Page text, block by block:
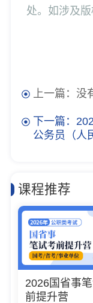
处。如涉及
上一篇：没
下一篇：
公务员（人
课程推荐
2026国省事
前提升营